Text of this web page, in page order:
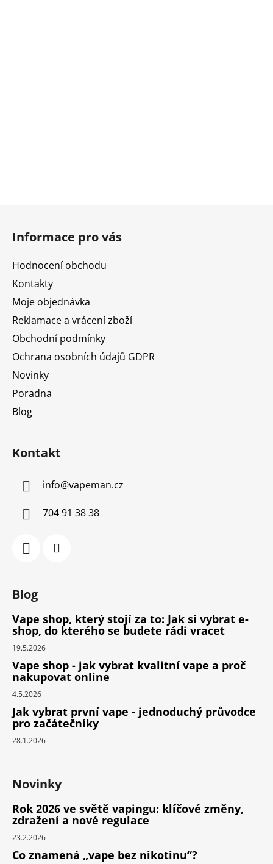
Informace pro vás
Hodnocení obchodu
Kontakty
Moje objednávka
Reklamace a vrácení zboží
Obchodní podmínky
Ochrana osobních údajů GDPR
Novinky
Poradna
Blog
Kontakt
info@vapeman.cz
704 91 38 38
Blog
Vape shop, který stojí za to: Jak si vybrat e-
shop, do kterého se budete rádi vracet
19.5.2026
Vape shop - jak vybrat kvalitní vape a proč
nakupovat online
4.5.2026
Jak vybrat první vape - jednoduchý průvodce
pro začátečníky
28.1.2026
Novinky
Rok 2026 ve světě vapingu: klíčové změny,
zdražení a nové regulace
23.2.2026
Co znamená „vape bez nikotinu“?